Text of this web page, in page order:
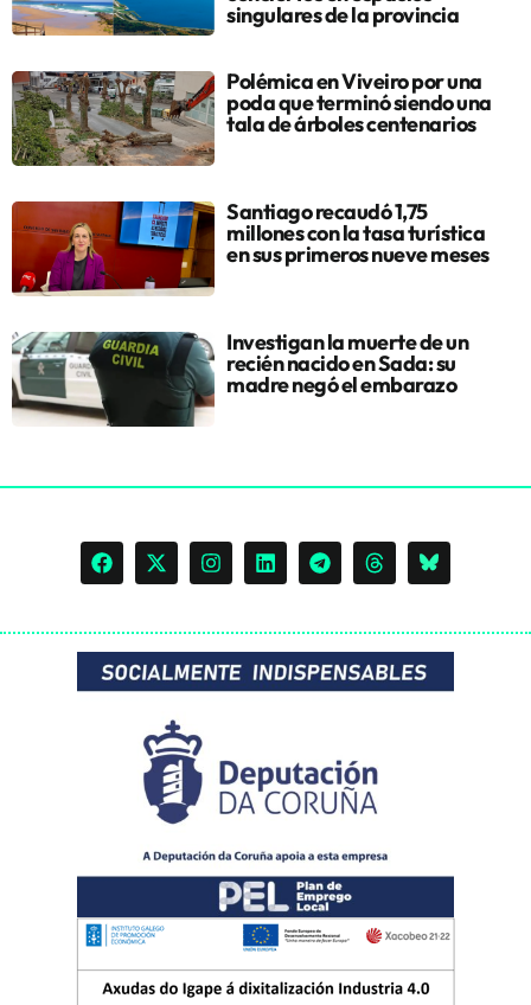
singulares de la provincia
Polémica en Viveiro por una
poda que terminó siendo una
tala de árboles centenarios
Santiago recaudó 1,75
millones con la tasa turística
en sus primeros nueve meses
Investigan la muerte de un
recién nacido en Sada: su
madre negó el embarazo